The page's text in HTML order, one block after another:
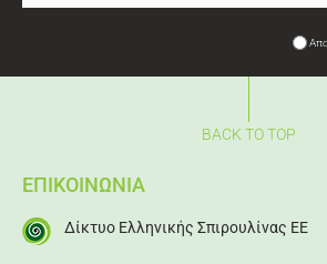
BACK TO TOP
ΕΠΙΚΟΙΝΩΝΙΑ
Δίκτυο Ελληνικής Σπιρουλίνας ΕΕ